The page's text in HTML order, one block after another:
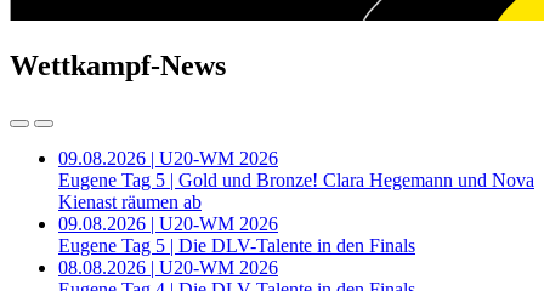
Wettkampf-News
09.08.2026 | U20-WM 2026
Eugene Tag 5 | Gold und Bronze! Clara Hegemann und Nova
Kienast räumen ab
09.08.2026 | U20-WM 2026
Eugene Tag 5 | Die DLV-Talente in den Finals
08.08.2026 | U20-WM 2026